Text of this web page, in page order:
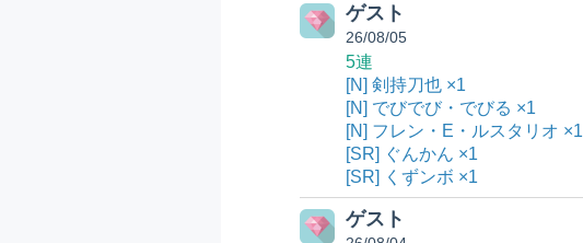
ゲスト
26/08/05
5連
[N] 剣持刀也 ×1
[N] でびでび・でびる ×1
[N] フレン・E・ルスタリオ ×1
[SR] ぐんかん ×1
[SR] くずンボ ×1
ゲスト